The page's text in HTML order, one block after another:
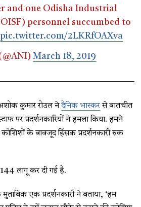
and one Odisha Industrial
personnel succumbed to
pic.twitter.com/2LKRfOAXva
March 18, 2019
कुमार रोउल नेदैनिक भास्करसे बातचीत
पर प्रदर्शनकारियों ने हमला किया. हमने
के बावजूद हिंसक प्रदर्शनकारी रुक
लागू कर दी गई है.
एक प्रदर्शनकारी ने बताया, ‘हम